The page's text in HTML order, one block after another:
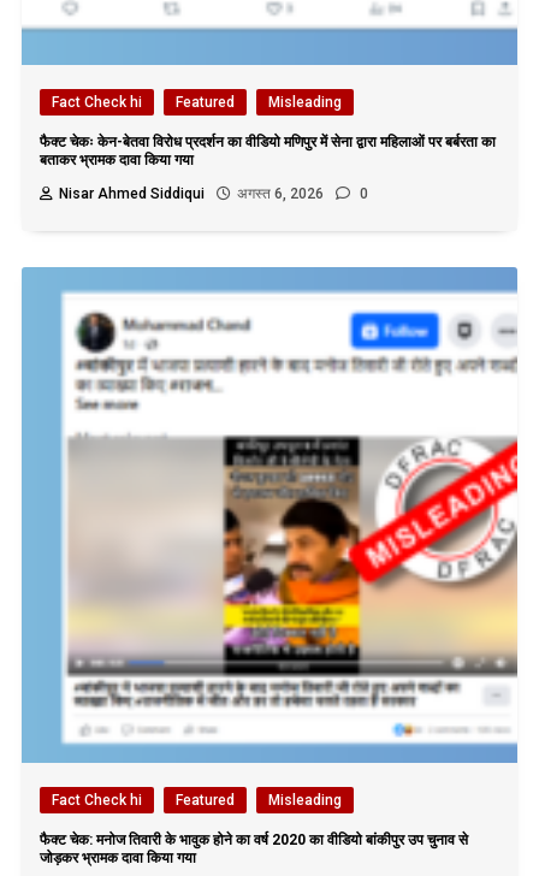
Fact Check hi Featured Misleading
फैक्ट चेकः केन-बेतवा विरोध प्रदर्शन का वीडियो मणिपुर में सेना द्वारा महिलाओं पर बर्बरता का
बताकर भ्रामक दावा किया गया
Nisar Ahmed Siddiqui
अगस्त 6, 2026 0
Fact Check hi Featured Misleading
फैक्ट चेक: मनोज तिवारी के भावुक होने का वर्ष 2020 का वीडियो बांकीपुर उप चुनाव से
जोड़कर भ्रामक दावा किया गया